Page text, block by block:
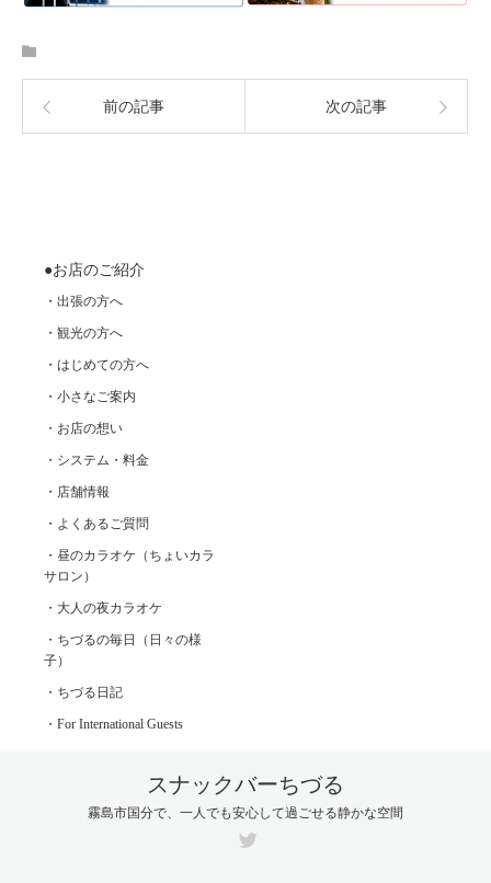
前の記事 次の記事
●お店のご紹介
・出張の方へ
・観光の方へ
・はじめての方へ
・小さなご案内
・お店の想い
・システム・料金
・店舗情報
・よくあるご質問
・昼のカラオケ（ちょいカラ
サロン）
・大人の夜カラオケ
・ちづるの毎日（日々の様
子）
・ちづる日記
・For International Guests
スナックバーちづる
霧島市国分で、一人でも安心して過ごせる静かな空間